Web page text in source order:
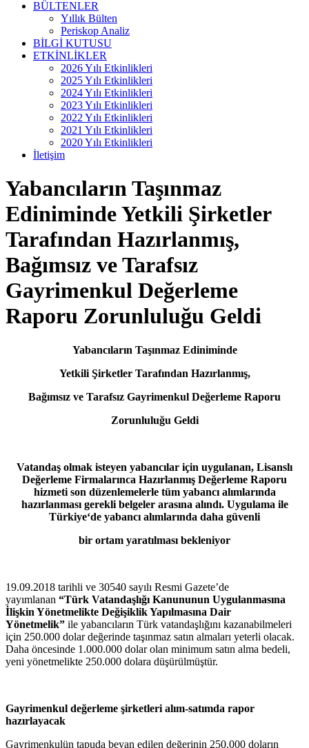
BÜLTENLER
Yıllık Bülten
Periskop Analiz
BİLGİ KUTUSU
ETKİNLİKLER
2026 Yılı Etkinlikleri
2025 Yılı Etkinlikleri
2024 Yılı Etkinlikleri
2023 Yılı Etkinlikleri
2022 Yılı Etkinlikleri
2021 Yılı Etkinlikleri
2020 Yılı Etkinlikleri
İletişim
Yabancıların Taşınmaz
Ediniminde Yetkili Şirketler
Tarafından Hazırlanmış,
Bağımsız ve Tarafsız
Gayrimenkul Değerleme
Raporu Zorunluluğu Geldi
Yabancıların Taşınmaz Ediniminde
Yetkili Şirketler Tarafından Hazırlanmış,
Bağımsız ve Tarafsız Gayrimenkul Değerleme Raporu
Zorunluluğu Geldi
Vatandaş olmak isteyen yabancılar için uygulanan, Lisanslı
Değerleme Firmalarınca Hazırlanmış Değerleme Raporu
hizmeti son düzenlemelerle tüm yabancı alımlarında
hazırlanması gerekli belgeler arasına alındı. Uygulama ile
Türkiye‘de yabancı alımlarında daha güvenli
bir ortam yaratılması bekleniyor
19.09.2018 tarihli ve 30540 sayılı Resmi Gazete’de
yayımlanan “Türk Vatandaşlığı Kanununun Uygulanmasına
İlişkin Yönetmelikte Değişiklik Yapılmasına Dair
Yönetmelik” ile yabancıların Türk vatandaşlığını kazanabilmeleri
için 250.000 dolar değerinde taşınmaz satın almaları yeterli olacak.
Daha öncesinde 1.000.000 dolar olan minimum satın alma bedeli,
yeni yönetmelikte 250.000 dolara düşürülmüştür.
Gayrimenkul değerleme şirketleri alım-satımda rapor
hazırlayacak
Gayrimenkulün tapuda beyan edilen değerinin 250.000 doların